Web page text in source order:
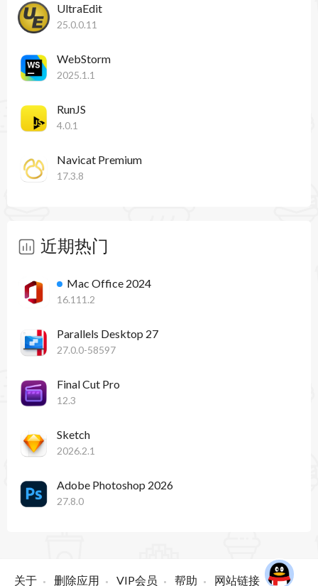
系统要求
Apple Silicon 架构。
内存：至少 4 GB RAM。
存储空间：至少 5 GB 可用硬盘空间，建议使用
SSD。
UltraEdit
25.0.0.11
WebStorm
2025.1.1
RunJS
4.0.1
Navicat Premium
17.3.8
近期热门
Mac Office 2024
16.111.2
Parallels Desktop 27
27.0.0-58597
Final Cut Pro
12.3
Sketch
2026.2.1
Adobe Photoshop 2026
27.8.0
关于 删除应用 VIP会员 帮助 网站链接